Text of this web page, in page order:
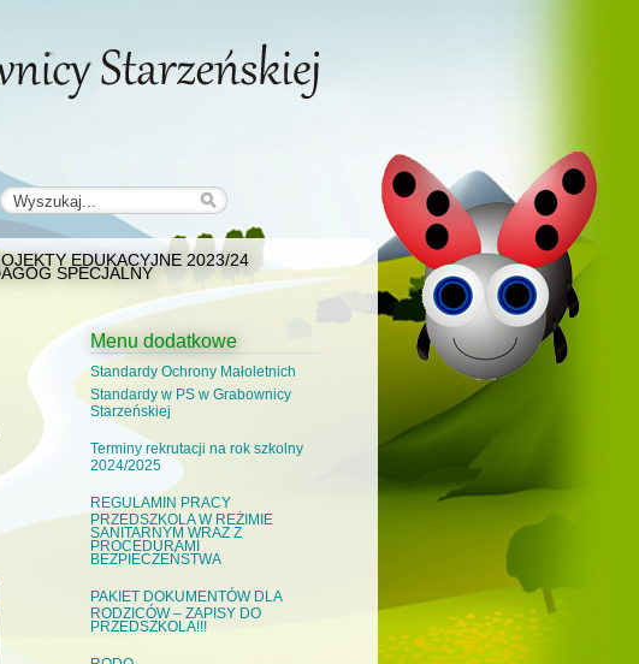
EDUKACYJNE 2023/24
SPECJALNY
Menu dodatkowe
Standardy Ochrony Małoletnich
Standardy w PS w Grabownicy
Starzeńskiej
Terminy rekrutacji na rok szkolny
2024/2025
REGULAMIN PRACY
PRZEDSZKOLA W REŻIMIE
SANITARNYM WRAZ Z
PROCEDURAMI
BEZPIECZEŃSTWA
PAKIET DOKUMENTÓW DLA
RODZICÓW – ZAPISY DO
PRZEDSZKOLA!!!